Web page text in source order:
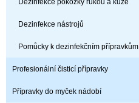
Dezinfekce nástrojů
Pomůcky k dezinfekčním přípravkům
Profesionální čisticí přípravky
Přípravky do myček nádobí